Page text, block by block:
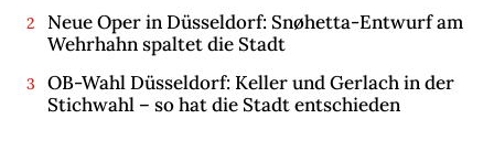
Neue Oper in Düsseldorf: Snøhetta-Entwurf am
Wehrhahn spaltet die Stadt
OB-Wahl Düsseldorf: Keller und Gerlach in der
Stichwahl – so hat die Stadt entschieden